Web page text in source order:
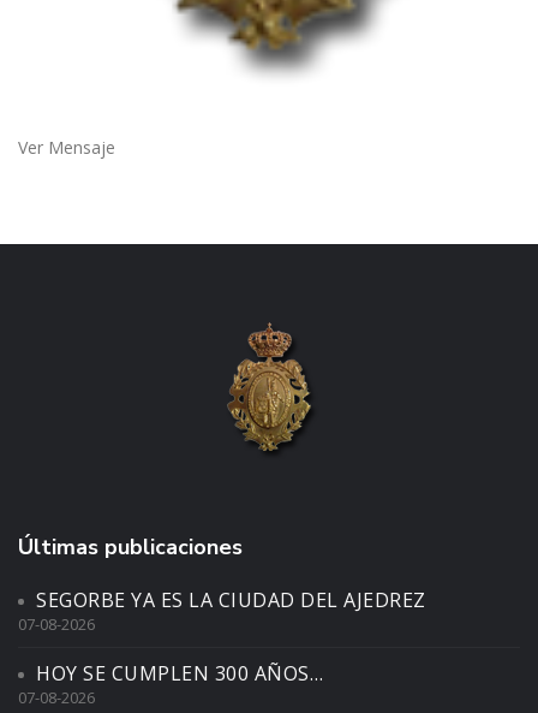
Ver Mensaje
Últimas publicaciones
SEGORBE YA ES LA CIUDAD DEL AJEDREZ
07-08-2026
HOY SE CUMPLEN 300 AÑOS…
07-08-2026